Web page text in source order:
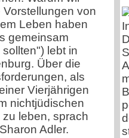
Vorstellungen von
Leben haben
gemeinsam
lebt in
Über die
als
Vierjährigen
nichtjüdischen
zu leben, sprach
Adler.